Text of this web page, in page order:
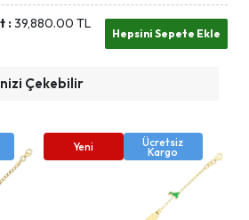
:39,880.00 TL
Çekebilir
Yeni Ücretsiz
Kargo